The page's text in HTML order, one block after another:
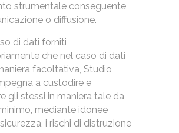
strumentale conseguente
o diffusione.
di dati forniti
che nel caso di dati
facoltativa, Studio
a custodire e
gli stessi in maniera tale da
mediante idonee
i rischi di distruzione